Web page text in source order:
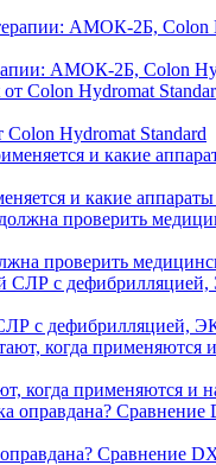
АМОК-2Б, Colon
Hydromat Standard
и какие
проверить
с дефибрилляцией,
когда применяются и
Сравнение